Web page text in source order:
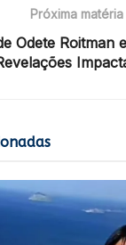
Próxima matéria
Odete Roitman